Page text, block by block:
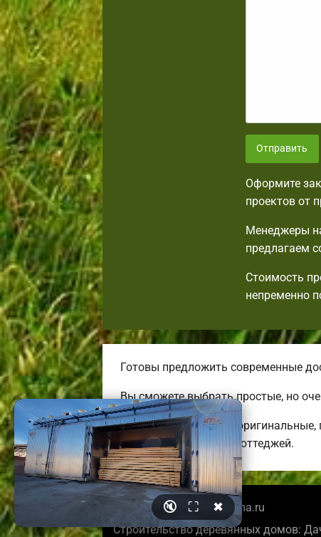
Отправить
Оформите
проектов от
Менеджеры
предлагаем
Стоимость
непременно
Готовы предложить современные
Вы сможете выбрать простые, но
Строим комфортные, оригинальные,
энергоэффективных коттеджей.
© 2026 evpatoriabrusdoma.ru
Строительство деревянных домов:
🔇 ⛶ ✖